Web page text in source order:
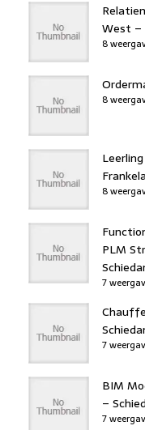
West –
8
8
8
PLM
7
7
BIM
–
7